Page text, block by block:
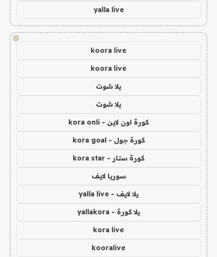
yalla live
!
koora live
koora live
يلا شوت
يلا شوت
كورة اون لاين - kora onli
كورة جول - kora goal
كورة ستار - kora star
سوريا لايف
يلا لايف - yalla live
يلا كورة - yallakora
kora live
kooralive